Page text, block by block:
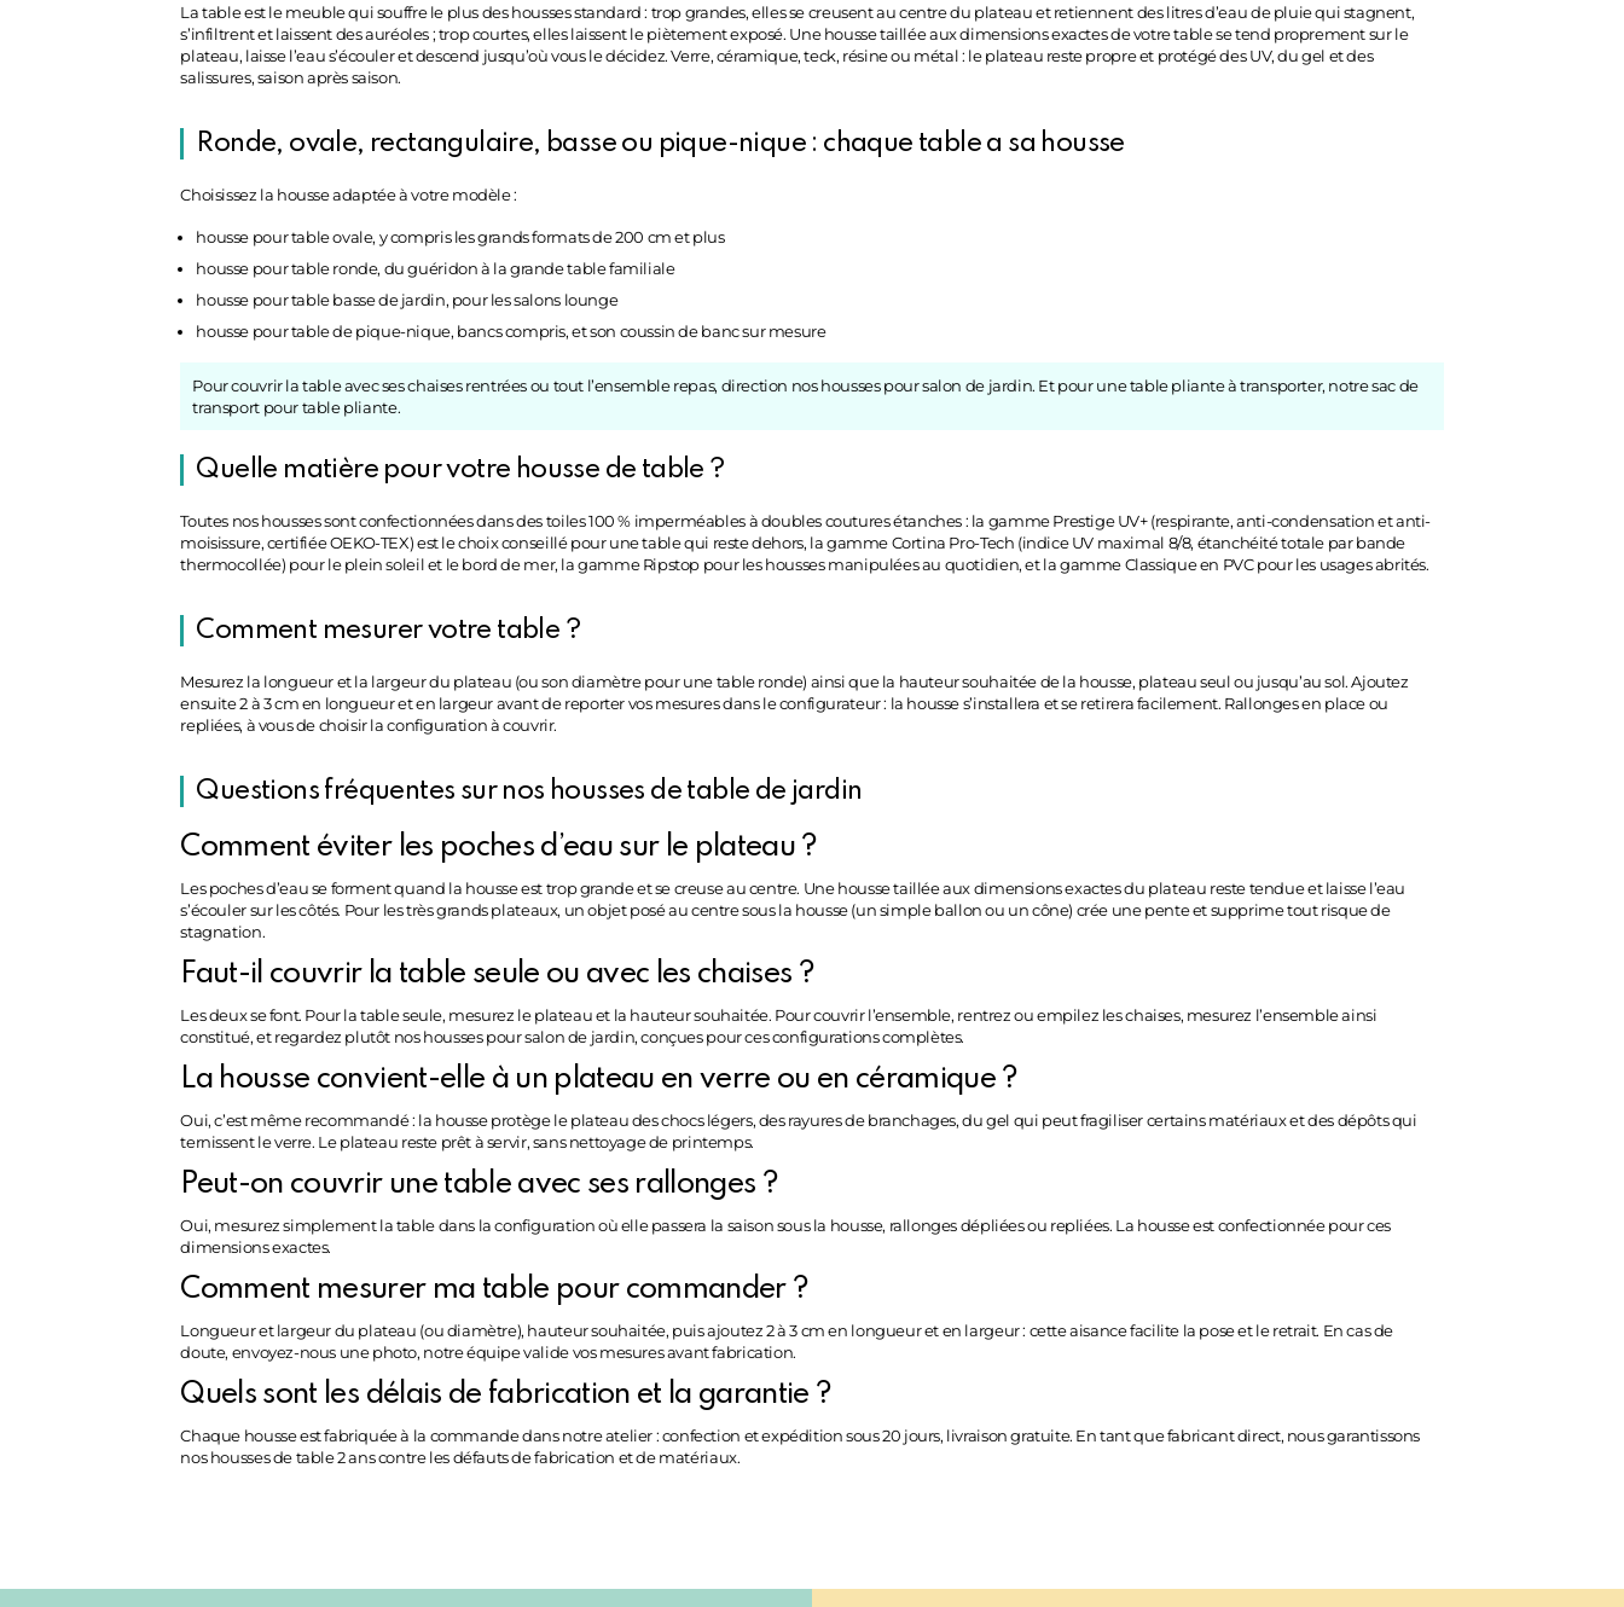
La table est le meuble qui souffre le plus des housses standard : trop grandes, elles se creusent au centre du plateau et retiennent des litres d’eau de pluie qui stagnent,
s’infiltrent et laissent des auréoles ; trop courtes, elles laissent le piètement exposé. Une housse taillée aux dimensions exactes de votre table se tend proprement sur le
plateau, laisse l’eau s’écouler et descend jusqu’où vous le décidez. Verre, céramique, teck, résine ou métal : le plateau reste propre et protégé des UV, du gel et des
salissures, saison après saison.
Ronde, ovale, rectangulaire, basse ou pique-nique : chaque table a sa housse
Choisissez la housse adaptée à votre modèle :
housse pour table ovale, y compris les grands formats de 200 cm et plus
housse pour table ronde, du guéridon à la grande table familiale
housse pour table basse de jardin, pour les salons lounge
housse pour table de pique-nique, bancs compris, et son coussin de banc sur mesure
Pour couvrir la table avec ses chaises rentrées ou tout l’ensemble repas, direction noshousses pour salon de jardin. Et pour une table pliante à transporter, notresac de
transport pour table pliante.
Quelle matière pour votre housse de table ?
Toutes nos housses sont confectionnées dans des toiles 100 % imperméables à doubles coutures étanches : la gamme Prestige UV+ (respirante, anti-condensation et anti-
moisissure, certifiée OEKO-TEX) est le choix conseillé pour une table qui reste dehors, la gamme Cortina Pro-Tech (indice UV maximal 8/8, étanchéité totale par bande
thermocollée) pour le plein soleil et le bord de mer, la gamme Ripstop pour les housses manipulées au quotidien, et la gamme Classique en PVC pour les usages abrités.
Comment mesurer votre table ?
Mesurez la longueur et la largeur du plateau (ou son diamètre pour une table ronde) ainsi que la hauteur souhaitée de la housse, plateau seul ou jusqu’au sol. Ajoutez
ensuite 2 à 3 cm en longueur et en largeur avant de reporter vos mesures dans le configurateur : la housse s’installera et se retirera facilement. Rallonges en place ou
repliées, à vous de choisir la configuration à couvrir.
Questions fréquentes sur nos housses de table de jardin
Comment éviter les poches d’eau sur le plateau ?
Les poches d’eau se forment quand la housse est trop grande et se creuse au centre. Une housse taillée aux dimensions exactes du plateau reste tendue et laisse l’eau
s’écouler sur les côtés. Pour les très grands plateaux, un objet posé au centre sous la housse (un simple ballon ou un cône) crée une pente et supprime tout risque de
stagnation.
Faut-il couvrir la table seule ou avec les chaises ?
Les deux se font. Pour la table seule, mesurez le plateau et la hauteur souhaitée. Pour couvrir l’ensemble, rentrez ou empilez les chaises, mesurez l’ensemble ainsi
constitué, et regardez plutôt nos housses pour salon de jardin, conçues pour ces configurations complètes.
La housse convient-elle à un plateau en verre ou en céramique ?
Oui, c’est même recommandé : la housse protège le plateau des chocs légers, des rayures de branchages, du gel qui peut fragiliser certains matériaux et des dépôts qui
ternissent le verre. Le plateau reste prêt à servir, sans nettoyage de printemps.
Peut-on couvrir une table avec ses rallonges ?
Oui, mesurez simplement la table dans la configuration où elle passera la saison sous la housse, rallonges dépliées ou repliées. La housse est confectionnée pour ces
dimensions exactes.
Comment mesurer ma table pour commander ?
Longueur et largeur du plateau (ou diamètre), hauteur souhaitée, puis ajoutez 2 à 3 cm en longueur et en largeur : cette aisance facilite la pose et le retrait. En cas de
doute, envoyez-nous une photo, notre équipe valide vos mesures avant fabrication.
Quels sont les délais de fabrication et la garantie ?
Chaque housse est fabriquée à la commande dans notre atelier : confection et expédition sous 20 jours, livraison gratuite. En tant que fabricant direct, nous garantissons
nos housses de table 2 ans contre les défauts de fabrication et de matériaux.